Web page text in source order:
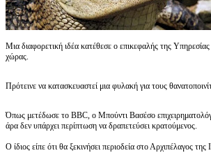
Μια διαφορετική ιδέα κατέθεσε ο επικεφαλής της
χώρας.
Πρότεινε να κατασκευαστεί μια φυλακή για τους
Όπως μετέδωσε το BBC, ο Μπούντι Βασέσο
άρα δεν υπάρχει περίπτωση να δραπετεύσει κρατούμενος.
Ο ίδιος είπε ότι θα ξεκινήσει περιοδεία στο Αρχιπέλαγος